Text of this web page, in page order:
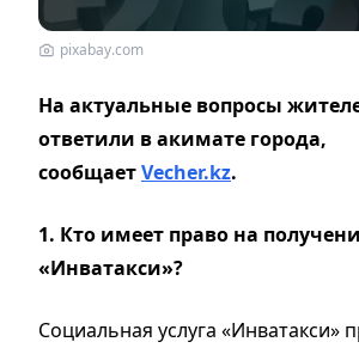
pixabay.com
На актуальные вопросы
ответили в акимате города,
сообщаетVecher.kz.
1. Кто имеет право на
«Инватакси»?
Социальная услуга «Инватакси»